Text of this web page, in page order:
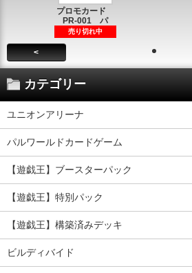
プロモカード
PR-001 パ
売り切れ中
<
カテゴリー
ユニオンアリーナ
パルワールドカードゲーム
【遊戯王】ブースターパック
【遊戯王】特別パック
【遊戯王】構築済みデッキ
ビルディバイド